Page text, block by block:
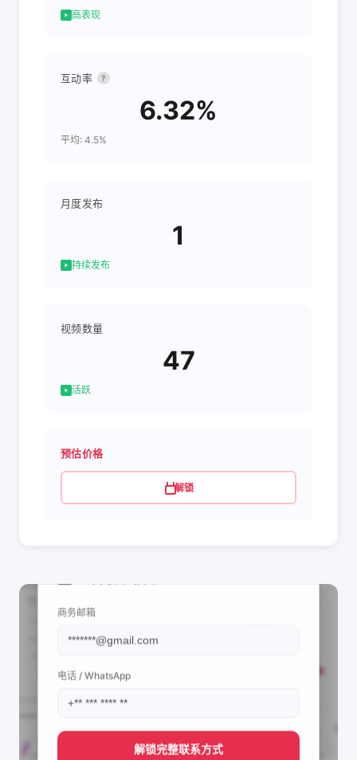
高表现
互动率 ?
6.32%
平均: 4.5%
月度发布
1
持续发布
视频数量
47
活跃
预估价格
解锁
商务邮箱
电话 / WhatsApp
解锁完整联系方式